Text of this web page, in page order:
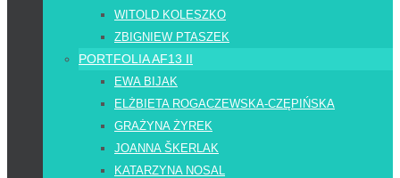
WITOLD KOLESZKO
ZBIGNIEW PTASZEK
PORTFOLIA AF13 II
EWA BIJAK
ELŻBIETA ROGACZEWSKA-CZĘPIŃSKA
GRAŻYNA ŻYREK
JOANNA ŠKERLAK
KATARZYNA NOSAL